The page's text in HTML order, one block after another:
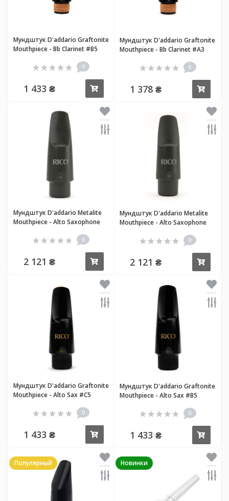
Мундштук D'addario Graftonite
Mouthpiece - Bb Clarinet #B5
0
1 433 ₴
Мундштук D'addario Graftonite
Mouthpiece - Bb Clarinet #A3
0
1 378 ₴
Мундштук D'addario Metalite
Mouthpiece - Alto Saxophone
0
2 121 ₴
Мундштук D'addario Metalite
Mouthpiece - Alto Saxophone
0
2 121 ₴
Мундштук D'addario Graftonite
Mouthpiece - Alto Sax #C5
0
1 433 ₴
Мундштук D'addario Graftonite
Mouthpiece - Alto Sax #B5
0
1 433 ₴
Популярный Новинки